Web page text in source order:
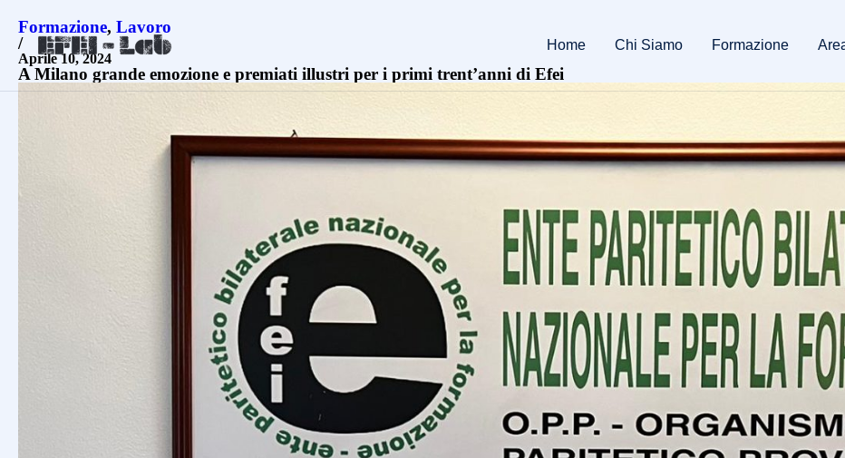
Home Chi Siamo Formazione
Formazione, Lavoro
/
Aprile 10, 2024
A Milano grande emozione e premiati illustri per i primi trent’anni di Efei